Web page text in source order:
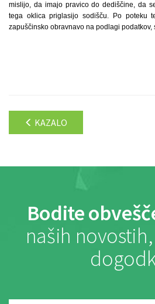
mislijo, da imajo pravico do dediščine, da
tega oklica priglasijo sodišču. Po poteku
zapuščinsko obravnavo na podlagi
KAZALO
Bodite
naših